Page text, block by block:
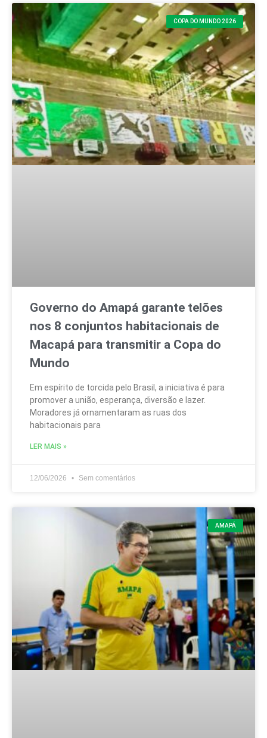
COPA DO MUNDO 2026
Governo do Amapá garante telões
nos 8 conjuntos habitacionais de
Macapá para transmitir a Copa do
Mundo
Em espírito de torcida pelo Brasil, a iniciativa é para
promover a união, esperança, diversão e lazer.
Moradores já ornamentaram as ruas dos
habitacionais para
LER MAIS »
12/06/2026 Sem comentários
AMAPÁ